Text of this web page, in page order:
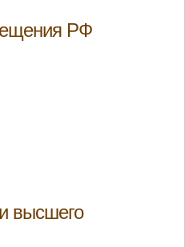
РФ
высшего